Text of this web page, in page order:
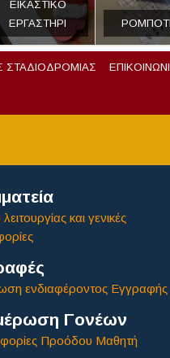
ΕΙΚΑΣΤΙΚΟ
ΕΡΓΑΣΤΗΡΙ
ΣΤΑΔΙΟΔΡΟΜΙΑΣ
και γενικές
ενδιαφέροντος Εγγραφής
Γονέων
Προόδου Μαθητή